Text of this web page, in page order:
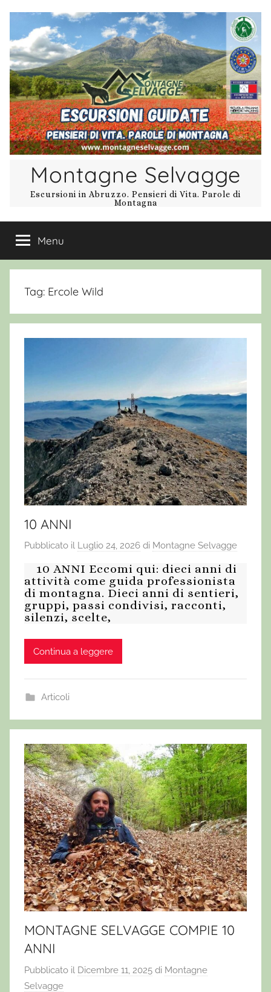
contenuto
Montagne Selvagge
Escursioni in Abruzzo. Pensieri di Vita. Parole di
Montagna
Menu
Tag: Ercole Wild
10 ANNI
Pubblicato il Luglio 24, 2026 di Montagne Selvagge
10 ANNI Eccomi qui: dieci anni di
attività come guida professionista
di montagna. Dieci anni di sentieri,
gruppi, passi condivisi, racconti,
silenzi, scelte,
Continua a leggere
Articoli
MONTAGNE SELVAGGE COMPIE 10
ANNI
Pubblicato il Dicembre 11, 2025 di Montagne
Selvagge